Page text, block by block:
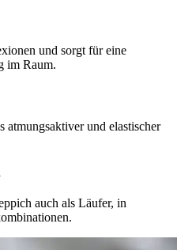
und sorgt für eine
im Raum.
atmungsaktiver und elastischer
auch als Läufer, in